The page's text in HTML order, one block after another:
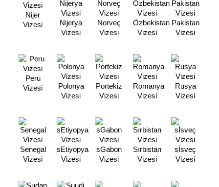
Nijer
Vizesi
Nijerya
Vizesi
Norveç
Vizesi
Özbekistan
Vizesi
Pakistan
Vizesi
Peru
Vizesi
Polonya
Vizesi
Portekiz
Vizesi
Romanya
Vizesi
Rusya
Vizesi
Senegal
Vizesi
sEtiyopya
Vizesi
sGabon
Vizesi
Sırbistan
Vizesi
sİsveç
Vizesi